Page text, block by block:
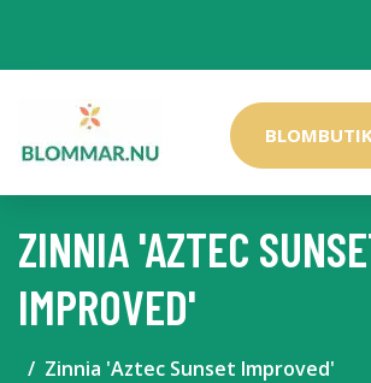
ZINNIA 'AZTEC
IMPROVED'
Zinnia 'Aztec Sunset Improved'